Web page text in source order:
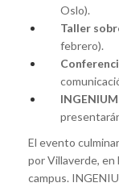
Oslo).
Taller
febrero).
El evento
por Villaverde, en
campus.